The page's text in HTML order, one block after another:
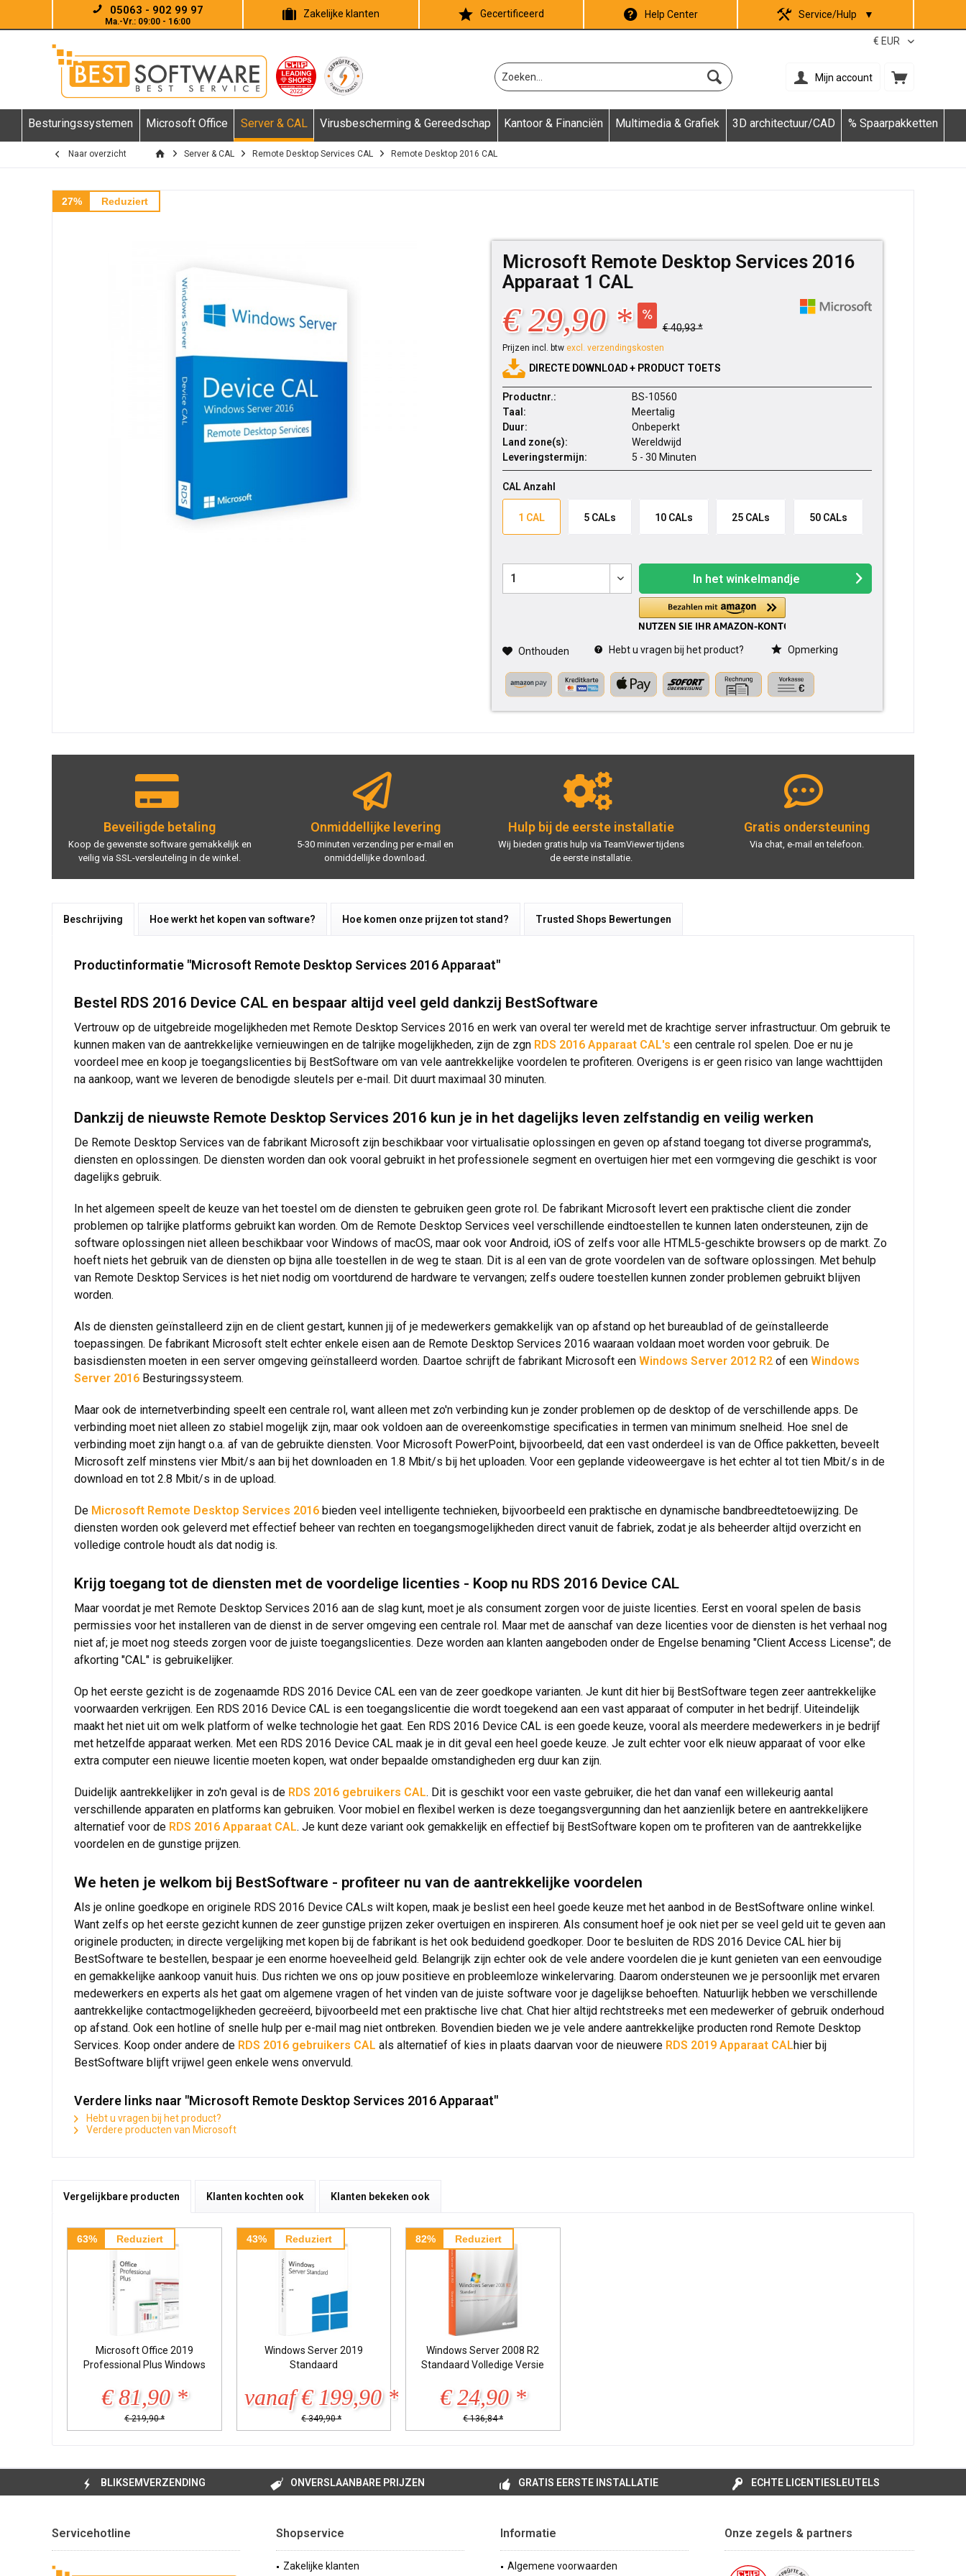
05063 - 902 99 97
Ma.-Vr.: 09:00 - 16:00
Zakelijke klanten Gecertificeerd Help Center Service/Hulp ▼
Mijn account
Besturingssystemen Microsoft Office Server & CAL Virusbescherming & Gereedschap Kantoor & Financiën Multimedia & Grafiek 3D architectuur/CAD % Spaarpakketten
Naar overzicht Server & CAL Remote Desktop Services CAL Remote Desktop 2016 CAL
27% Reduziert
Microsoft Remote Desktop Services 2016
Apparaat 1 CAL
€ 29,90 * € 40,93 *
Prijzen incl. btw excl. verzendingskosten
DIRECTE DOWNLOAD + PRODUCT TOETS
Productnr.:
BS-10560
Taal:
Meertalig
Duur:
Onbeperkt
Land zone(s):
Wereldwijd
Leveringstermijn:
5 - 30 Minuten
CAL Anzahl
1 CAL 5 CALs 10 CALs 25 CALs 50 CALs
In het winkelmandje
Onthouden Hebt u vragen bij het product? Opmerking
Beveiligde betaling
Koop de gewenste software gemakkelijk en
veilig via SSL-versleuteling in de winkel.
Onmiddellijke levering
5-30 minuten verzending per e-mail en
onmiddellijke download.
Hulp bij de eerste installatie
Wij bieden gratis hulp via TeamViewer tijdens
de eerste installatie.
Gratis ondersteuning
Via chat, e-mail en telefoon.
Beschrijving Hoe werkt het kopen van software? Hoe komen onze prijzen tot stand? Trusted Shops Bewertungen
Productinformatie "Microsoft Remote Desktop Services 2016 Apparaat"
Bestel RDS 2016 Device CAL en bespaar altijd veel geld dankzij BestSoftware
Vertrouw op de uitgebreide mogelijkheden met Remote Desktop Services 2016 en werk van overal ter wereld met de krachtige server infrastructuur. Om gebruik te
kunnen maken van de aantrekkelijke vernieuwingen en de talrijke mogelijkheden, zijn de zgn RDS 2016 Apparaat CAL's een centrale rol spelen. Doe er nu je
voordeel mee en koop je toegangslicenties bij BestSoftware om van vele aantrekkelijke voordelen te profiteren. Overigens is er geen risico van lange wachttijden
na aankoop, want we leveren de benodigde sleutels per e-mail. Dit duurt maximaal 30 minuten.
Dankzij de nieuwste Remote Desktop Services 2016 kun je in het dagelijks leven zelfstandig en veilig werken
De Remote Desktop Services van de fabrikant Microsoft zijn beschikbaar voor virtualisatie oplossingen en geven op afstand toegang tot diverse programma's,
diensten en oplossingen. De diensten worden dan ook vooral gebruikt in het professionele segment en overtuigen hier met een vormgeving die geschikt is voor
dagelijks gebruik.
In het algemeen speelt de keuze van het toestel om de diensten te gebruiken geen grote rol. De fabrikant Microsoft levert een praktische client die zonder
problemen op talrijke platforms gebruikt kan worden. Om de Remote Desktop Services veel verschillende eindtoestellen te kunnen laten ondersteunen, zijn de
software oplossingen niet alleen beschikbaar voor Windows of macOS, maar ook voor Android, iOS of zelfs voor alle HTML5-geschikte browsers op de markt. Zo
hoeft niets het gebruik van de diensten op bijna alle toestellen in de weg te staan. Dit is al een van de grote voordelen van de software oplossingen. Met behulp
van Remote Desktop Services is het niet nodig om voortdurend de hardware te vervangen; zelfs oudere toestellen kunnen zonder problemen gebruikt blijven
worden.
Als de diensten geïnstalleerd zijn en de client gestart, kunnen jij of je medewerkers gemakkelijk van op afstand op het bureaublad of de geïnstalleerde
toepassingen. De fabrikant Microsoft stelt echter enkele eisen aan de Remote Desktop Services 2016 waaraan voldaan moet worden voor gebruik. De
basisdiensten moeten in een server omgeving geïnstalleerd worden. Daartoe schrijft de fabrikant Microsoft een Windows Server 2012 R2 of een Windows
Server 2016 Besturingssysteem.
Maar ook de internetverbinding speelt een centrale rol, want alleen met zo'n verbinding kun je zonder problemen op de desktop of de verschillende apps. De
verbinding moet niet alleen zo stabiel mogelijk zijn, maar ook voldoen aan de overeenkomstige specificaties in termen van minimum snelheid. Hoe snel de
verbinding moet zijn hangt o.a. af van de gebruikte diensten. Voor Microsoft PowerPoint, bijvoorbeeld, dat een vast onderdeel is van de Office pakketten, beveelt
Microsoft zelf minstens vier Mbit/s aan bij het downloaden en 1.8 Mbit/s bij het uploaden. Voor een geplande videoweergave is het echter al tot tien Mbit/s in de
download en tot 2.8 Mbit/s in de upload.
De Microsoft Remote Desktop Services 2016 bieden veel intelligente technieken, bijvoorbeeld een praktische en dynamische bandbreedtetoewijzing. De
diensten worden ook geleverd met effectief beheer van rechten en toegangsmogelijkheden direct vanuit de fabriek, zodat je als beheerder altijd overzicht en
volledige controle houdt als dat nodig is.
Krijg toegang tot de diensten met de voordelige licenties - Koop nu RDS 2016 Device CAL
Maar voordat je met Remote Desktop Services 2016 aan de slag kunt, moet je als consument zorgen voor de juiste licenties. Eerst en vooral spelen de basis
permissies voor het installeren van de dienst in de server omgeving een centrale rol. Maar met de aanschaf van deze licenties voor de diensten is het verhaal nog
niet af; je moet nog steeds zorgen voor de juiste toegangslicenties. Deze worden aan klanten aangeboden onder de Engelse benaming "Client Access License"; de
afkorting "CAL" is gebruikelijker.
Op het eerste gezicht is de zogenaamde RDS 2016 Device CAL een van de zeer goedkope varianten. Je kunt dit hier bij BestSoftware tegen zeer aantrekkelijke
voorwaarden verkrijgen. Een RDS 2016 Device CAL is een toegangslicentie die wordt toegekend aan een vast apparaat of computer in het bedrijf. Uiteindelijk
maakt het niet uit om welk platform of welke technologie het gaat. Een RDS 2016 Device CAL is een goede keuze, vooral als meerdere medewerkers in je bedrijf
met hetzelfde apparaat werken. Met een RDS 2016 Device CAL maak je in dit geval een heel goede keuze. Je zult echter voor elk nieuw apparaat of voor elke
extra computer een nieuwe licentie moeten kopen, wat onder bepaalde omstandigheden erg duur kan zijn.
Duidelijk aantrekkelijker in zo'n geval is de RDS 2016 gebruikers CAL. Dit is geschikt voor een vaste gebruiker, die het dan vanaf een willekeurig aantal
verschillende apparaten en platforms kan gebruiken. Voor mobiel en flexibel werken is deze toegangsvergunning dan het aanzienlijk betere en aantrekkelijkere
alternatief voor de RDS 2016 Apparaat CAL. Je kunt deze variant ook gemakkelijk en effectief bij BestSoftware kopen om te profiteren van de aantrekkelijke
voordelen en de gunstige prijzen.
We heten je welkom bij BestSoftware - profiteer nu van de aantrekkelijke voordelen
Als je online goedkope en originele RDS 2016 Device CALs wilt kopen, maak je beslist een heel goede keuze met het aanbod in de BestSoftware online winkel.
Want zelfs op het eerste gezicht kunnen de zeer gunstige prijzen zeker overtuigen en inspireren. Als consument hoef je ook niet per se veel geld uit te geven aan
originele producten; in directe vergelijking met kopen bij de fabrikant is het ook beduidend goedkoper. Door te besluiten de RDS 2016 Device CAL hier bij
BestSoftware te bestellen, bespaar je een enorme hoeveelheid geld. Belangrijk zijn echter ook de vele andere voordelen die je kunt genieten van een eenvoudige
en gemakkelijke aankoop vanuit huis. Dus richten we ons op jouw positieve en probleemloze winkelervaring. Daarom ondersteunen we je persoonlijk met ervaren
medewerkers en experts als het gaat om algemene vragen of het vinden van de juiste software voor je dagelijkse behoeften. Natuurlijk hebben we verschillende
aantrekkelijke contactmogelijkheden gecreëerd, bijvoorbeeld met een praktische live chat. Chat hier altijd rechtstreeks met een medewerker of gebruik onderhoud
op afstand. Ook een hotline of snelle hulp per e-mail mag niet ontbreken. Bovendien bieden we je vele andere aantrekkelijke producten rond Remote Desktop
Services. Koop onder andere de RDS 2016 gebruikers CAL als alternatief of kies in plaats daarvan voor de nieuwere RDS 2019 Apparaat CALhier bij
BestSoftware blijft vrijwel geen enkele wens onvervuld.
Verdere links naar "Microsoft Remote Desktop Services 2016 Apparaat"
Hebt u vragen bij het product?
Verdere producten van Microsoft
Vergelijkbare producten Klanten kochten ook Klanten bekeken ook
63% Reduziert
Microsoft Office 2019
Professional Plus Windows
€ 81,90 *
€ 219,90 *
43% Reduziert
Windows Server 2019
Standaard
vanaf € 199,90 *
€ 349,90 *
82% Reduziert
Windows Server 2008 R2
Standaard Volledige Versie
€ 24,90 *
€ 136,84 *
BLIKSEMVERZENDING ONVERSLAANBARE PRIJZEN GRATIS EERSTE INSTALLATIE ECHTE LICENTIESLEUTELS
Servicehotline Shopservice
Zakelijke klanten
Informatie
Algemene voorwaarden
Onze zegels & partners